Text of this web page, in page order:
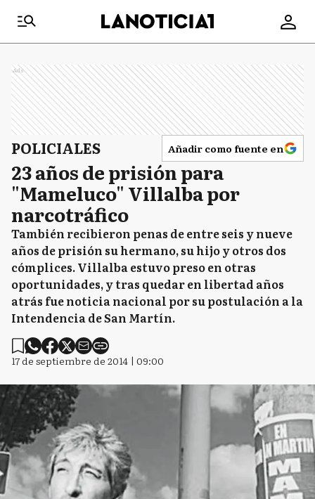
Ads
POLICIALES Añadir como fuente en
23 años de prisión para
"Mameluco" Villalba por
narcotráfico
También recibieron penas de entre seis y nueve
años de prisión su hermano, su hijo y otros dos
cómplices. Villalba estuvo preso en otras
oportunidades, y tras quedar en libertad años
atrás fue noticia nacional por su postulación a la
Intendencia de San Martín.
17 de septiembre de 2014 | 09:00